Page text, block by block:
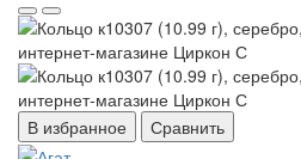
В избранное Сравнить